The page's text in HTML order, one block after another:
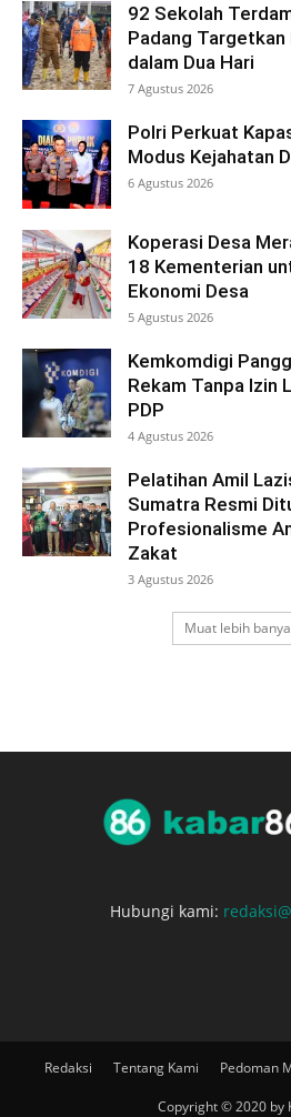
92 Sekolah
Padang Targetkan
dalam Dua Hari
7 Agustus 2026
Polri Perkuat
Modus Kejahatan
6 Agustus 2026
Koperasi Desa
18 Kementerian
Ekonomi Desa
5 Agustus 2026
Kemkomdigi
Rekam Tanpa Izin
PDP
4 Agustus 2026
Pelatihan Amil
Sumatra Resmi
Profesionalisme
Zakat
3 Agustus 2026
Muat lebih
Hubungi kami:
Redaksi Tentang Kami Pedoman
Copyright © 2020 by